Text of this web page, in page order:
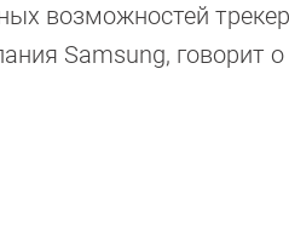
возможностей
Samsung, говорит